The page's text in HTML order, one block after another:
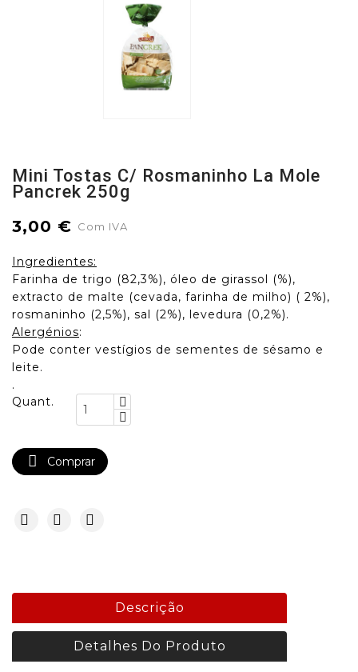
Mini Tostas C/ Rosmaninho La Mole
Pancrek 250g
3,00 € Com IVA
Ingredientes:
Farinha de trigo (82,3%), óleo de girassol (%),
extracto de malte (cevada, farinha de milho) ( 2%),
rosmaninho (2,5%), sal (2%), levedura (0,2%).
Alergénios:
Pode conter vestígios de sementes de sésamo e
leite.
.
Quant.
 Comprar
Descrição
Detalhes Do Produto